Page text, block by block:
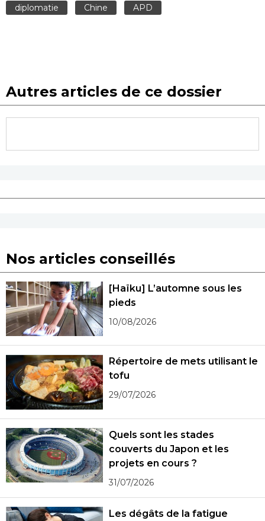
diplomatie Chine APD
Autres articles de ce dossier
Nos articles conseillés
[Haïku] L’automne sous les
pieds
10/08/2026
Répertoire de mets utilisant le
tofu
29/07/2026
Quels sont les stades
couverts du Japon et les
projets en cours ?
31/07/2026
Les dégâts de la fatigue